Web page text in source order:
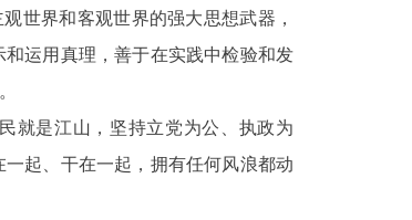
世界和客观世界的强大思想武器，
运用真理，善于在实践中检验和发
就是江山，坚持立党为公、执政为
起、干在一起，拥有任何风浪都动